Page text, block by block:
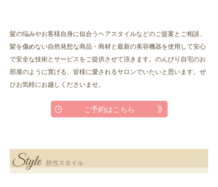
髪の悩みやお客様自身に似合うヘアスタイルなどのご提案とご相談、
髪を傷めない自然発想な商品・商材と最新の美容機器を使用して安心
で安全な技術とサービスをご提供させて頂きます。のんびり自宅のお
部屋のように寛げる、皆様に愛されるサロンでいたいと思います。ぜ
ひお気軽にお越しくださいませ。
ご予約はこちら
Style 担当スタイル